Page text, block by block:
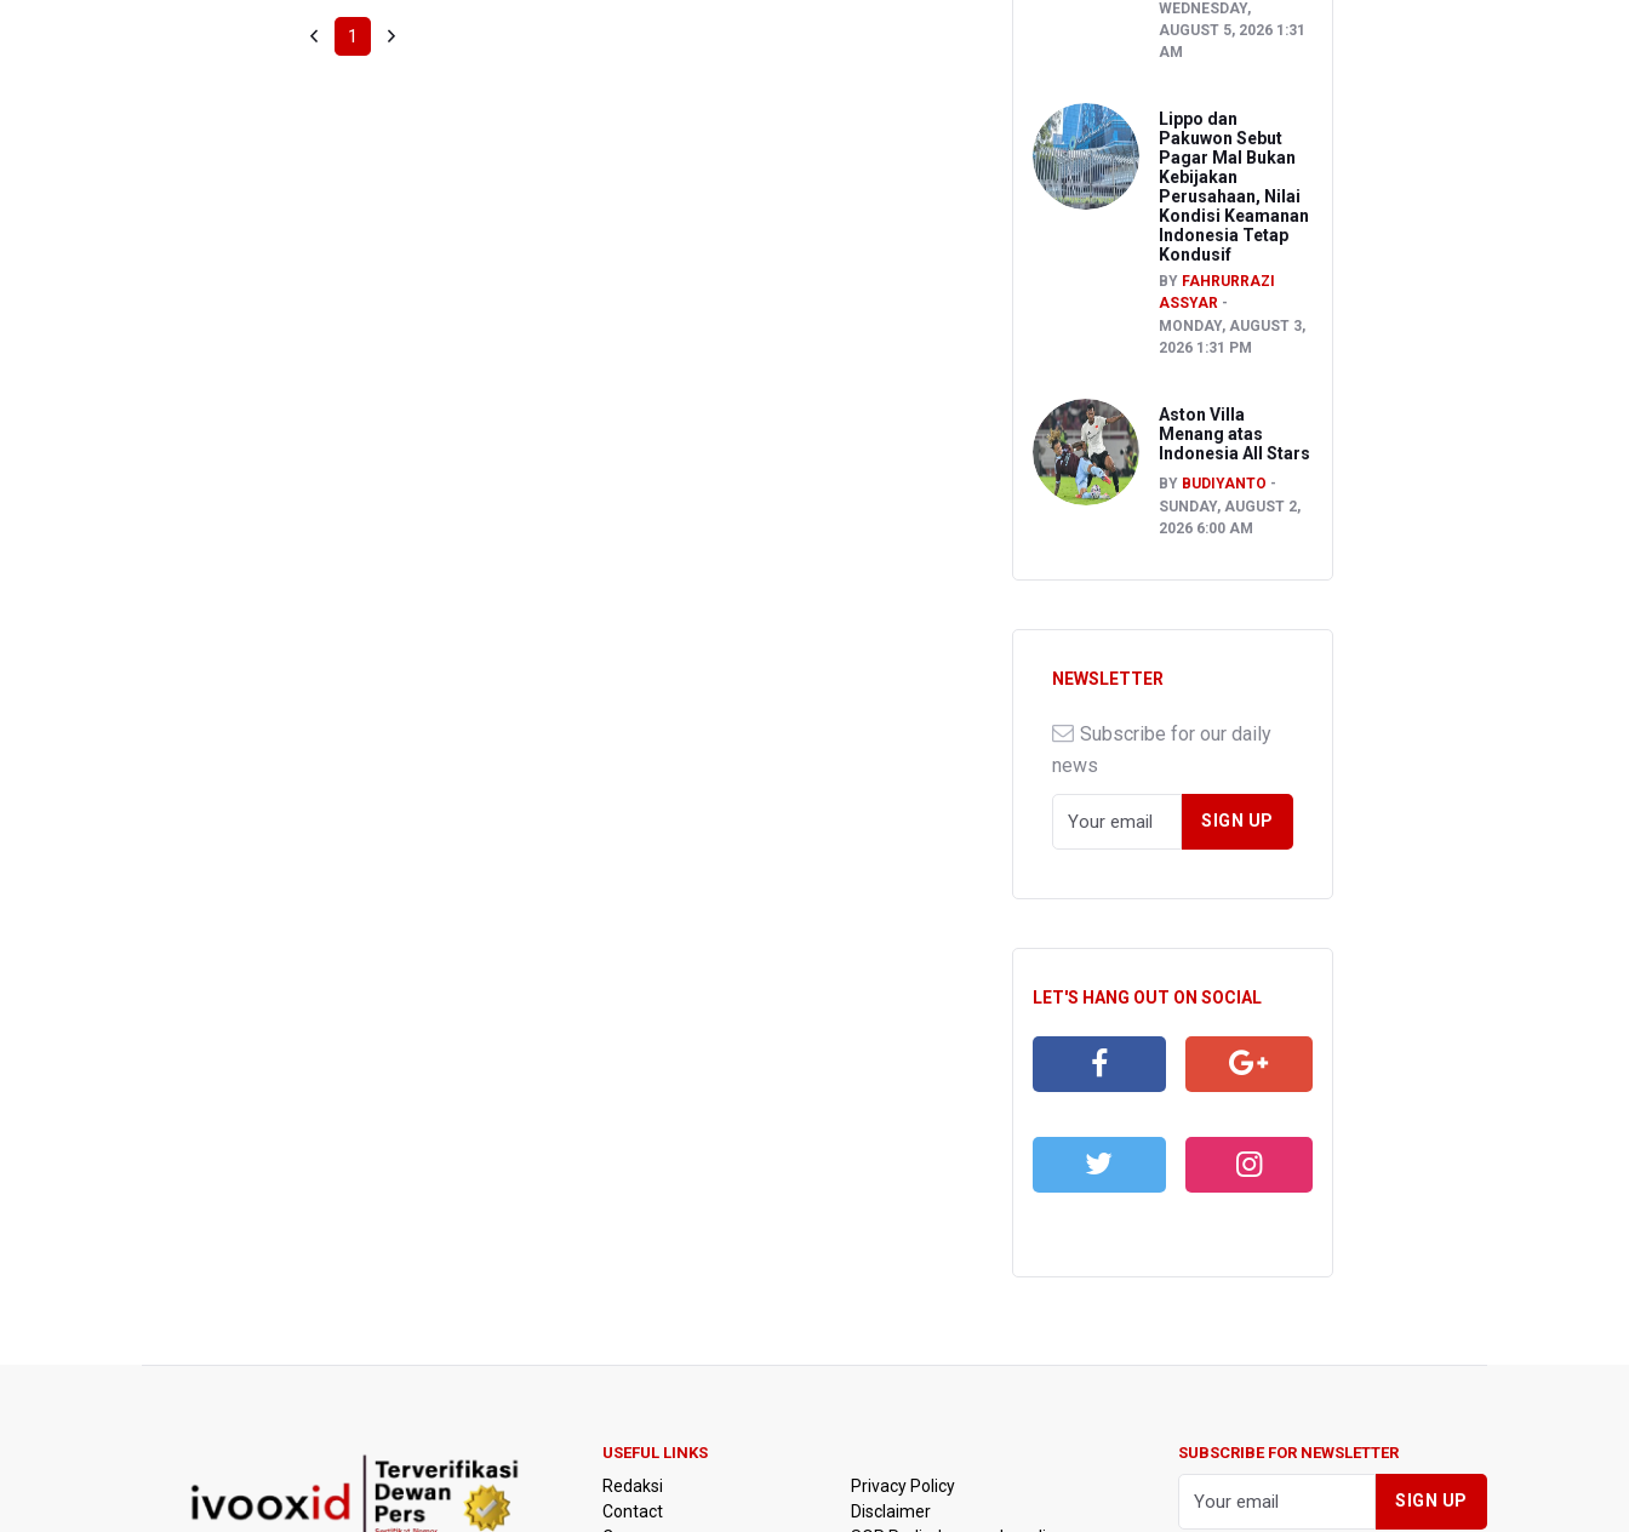
1
WEDNESDAY,
AUGUST 5, 2026 1:31
AM
Lippo dan
Pakuwon Sebut
Pagar Mal Bukan
Kebijakan
Perusahaan, Nilai
Kondisi Keamanan
Indonesia Tetap
Kondusif
BY FAHRURRAZI
ASSYAR
MONDAY, AUGUST 3,
2026 1:31 PM
Aston Villa
Menang atas
Indonesia All Stars
BY BUDIYANTO
SUNDAY, AUGUST 2,
2026 6:00 AM
NEWSLETTER
Subscribe for our daily
news
LET'S HANG OUT ON SOCIAL
USEFUL LINKS
Redaksi
Contact
Privacy Policy
Disclaimer
SUBSCRIBE FOR NEWSLETTER